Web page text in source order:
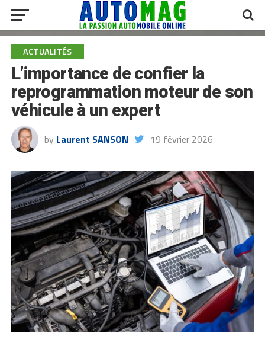
ACTUALITÉS
L’importance de confier la
reprogrammation moteur de son
véhicule à un expert
by Laurent SANSON 19 février 2026